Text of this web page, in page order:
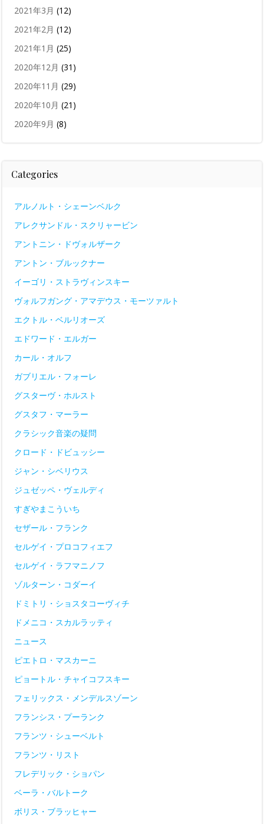
2021年3月 (12)
2021年2月 (12)
2021年1月 (25)
2020年12月 (31)
2020年11月 (29)
2020年10月 (21)
2020年9月 (8)
Categories
アルノルト・シェーンベルク
アレクサンドル・スクリャービン
アントニン・ドヴォルザーク
アントン・ブルックナー
イーゴリ・ストラヴィンスキー
ヴォルフガング・アマデウス・モーツァルト
エクトル・ベルリオーズ
エドワード・エルガー
カール・オルフ
ガブリエル・フォーレ
グスターヴ・ホルスト
グスタフ・マーラー
クラシック音楽の疑問
クロード・ドビュッシー
ジャン・シベリウス
ジュゼッペ・ヴェルディ
すぎやまこういち
セザール・フランク
セルゲイ・プロコフィエフ
セルゲイ・ラフマニノフ
ゾルターン・コダーイ
ドミトリ・ショスタコーヴィチ
ドメニコ・スカルラッティ
ニュース
ピエトロ・マスカーニ
ピョートル・チャイコフスキー
フェリックス・メンデルスゾーン
フランシス・プーランク
フランツ・シューベルト
フランツ・リスト
フレデリック・ショパン
ベーラ・バルトーク
ボリス・ブラッヒャー